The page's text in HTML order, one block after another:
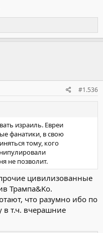
#1.536
израиль. Евреи
фанатики, в свою
тому, кого
не позволит.
цивилизованные
Трампа&Ko.
что разумно ибо по
в т.ч. вчерашние